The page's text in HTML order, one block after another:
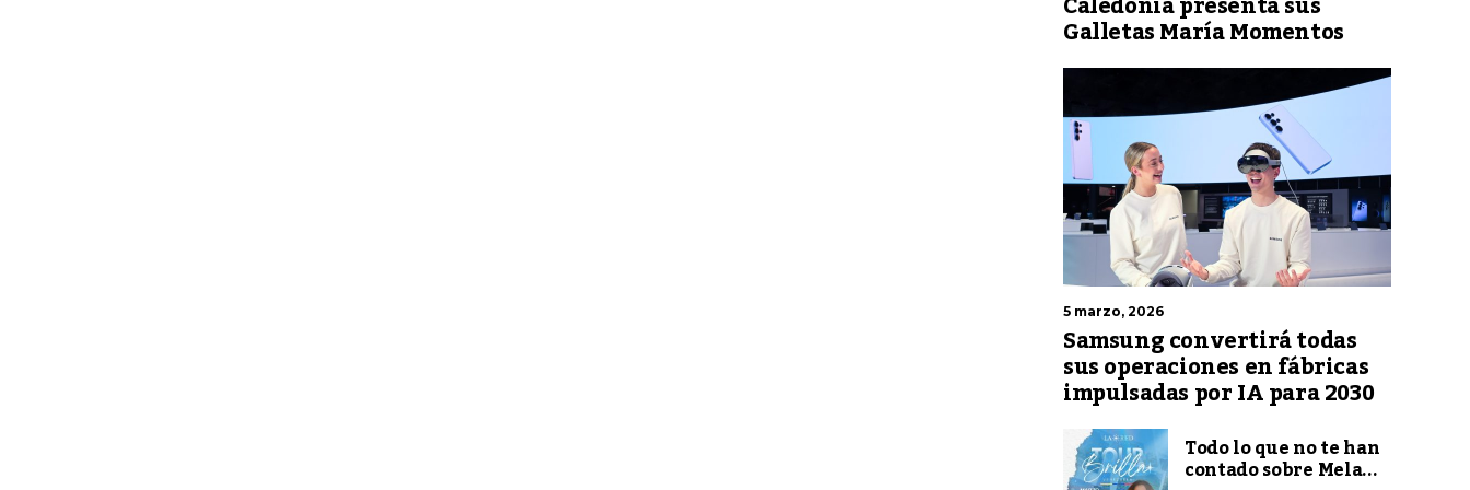
Galletas María Momentos
5 marzo, 2026
Samsung convertirá todas
sus operaciones en fábricas
impulsadas por IA para 2030
Todo lo que no te han
contado sobre Mela...